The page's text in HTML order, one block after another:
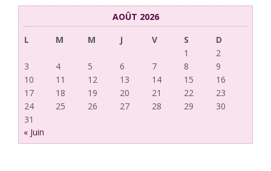
AOÛT 2026
L
M M J V S
D
1
2
3
4 5 6 7 8
9
10
11 12 13 14 15
16
17
18 19 20 21 22
23
24
25 26 27 28 29
30
31
« Juin